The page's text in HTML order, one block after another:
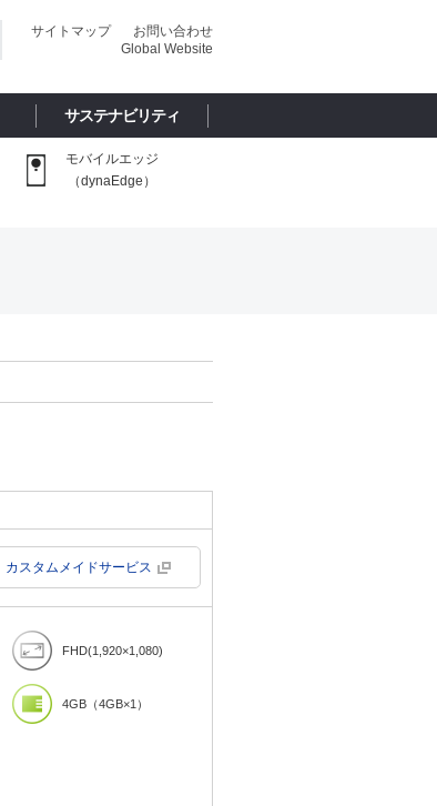
お問い合わせ
サイトマップ
Global Website
サステナビリティ
モバイルエッジ
（dynaEdge）
カスタムメイドサービス
FHD(1,920×1,080)
4GB（4GB×1）